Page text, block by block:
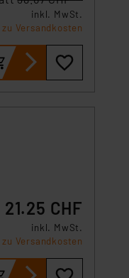
inkl. MwSt.
Versandkosten
21.25 CHF
inkl. MwSt.
Versandkosten